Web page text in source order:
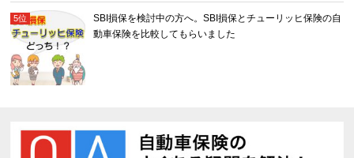
SBI損保を検討中の方へ。SBI損保とチューリッヒ保険の自
動車保険を比較してもらいました